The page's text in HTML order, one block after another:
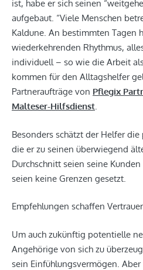
ist, habe er sich seinen
aufgebaut. “Viele Menschen
Kaldune. An bestimmten Tagen
wiederkehrenden Rhythmus,
individuell – so wie die Arbeit
kommen für den Alltagshelfer
Partneraufträge von Pflegix
Malteser-Hilfsdienst.
Besonders schätzt der Helfer
die er zu seinen überwiegend
Durchschnitt seien seine
seien keine Grenzen gesetzt.
Empfehlungen schaffen
Um auch zukünftig potentielle
Angehörige von sich zu
sein Einfühlungsvermögen.